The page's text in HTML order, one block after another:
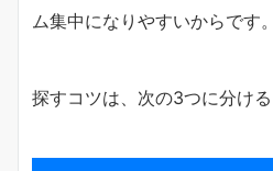
ム集中になりやすいからです。
探すコツは、次の3つに分ける